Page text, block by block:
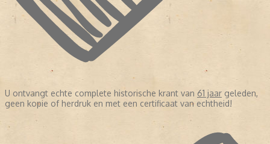
U ontvangt echte complete historische krant van 61 jaar geleden,
geen kopie of herdruk en met een certificaat van echtheid!